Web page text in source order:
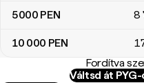
5000 PEN 8
10 000 PEN
Fordítva
Váltsd át